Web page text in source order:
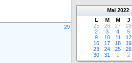
29
Mai 2022
L
M M J
25
26 27 28
2
3 4 5
9
10 11 12
16
17 18 19
23
24 25 26
30
31 1 2